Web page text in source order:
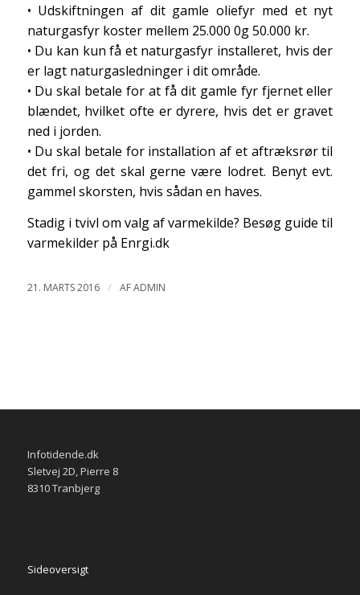
• Udskiftningen af dit gamle oliefyr med et nyt
naturgasfyr koster mellem 25.000 0g 50.000 kr.
• Du kan kun få et naturgasfyr installeret, hvis der
er lagt naturgasledninger i dit område.
• Du skal betale for at få dit gamle fyr fjernet eller
blændet, hvilket ofte er dyrere, hvis det er gravet
ned i jorden.
• Du skal betale for installation af et aftræksrør til
det fri, og det skal gerne være lodret. Benyt evt.
gammel skorsten, hvis sådan en haves.
Stadig i tvivl om valg af varmekilde? Besøg guide til
varmekilder på Enrgi.dk
21. MARTS 2016 / AFADMIN
Infotidende.dk
Sletvej 2D, Pierre 8
8310 Tranbjerg
Sideoversigt